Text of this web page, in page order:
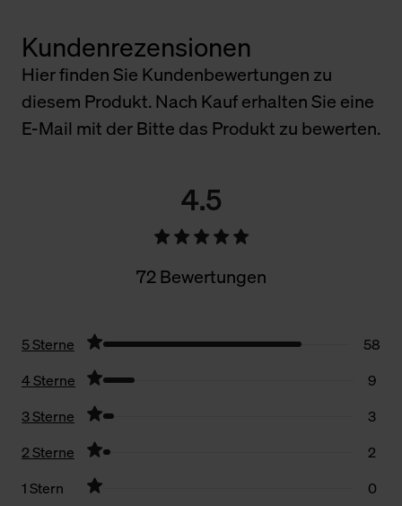
Kundenrezensionen
Hier finden Sie Kundenbewertungen zu
diesem Produkt. Nach Kauf erhalten Sie eine
E-Mail mit der Bitte das Produkt zu bewerten.
4.5
72 Bewertungen
5 Sterne
58
4 Sterne
9
3 Sterne
3
2 Sterne
2
1 Stern
0